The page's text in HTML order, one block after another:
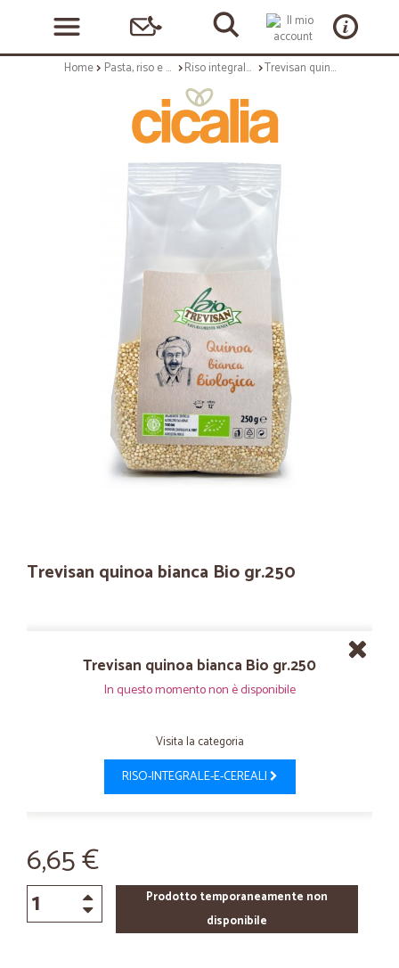
Home Pasta, riso e cerali Riso integrale e cereali Trevisan quinoa bianca Bio gr.250
Trevisan quinoa bianca Bio gr.250
Trevisan quinoa bianca Bio gr.250
In questo momento non è disponibile
Visita la categoria
RISO-INTEGRALE-E-CEREALI
6,65 €
Prodotto temporaneamente non
disponibile